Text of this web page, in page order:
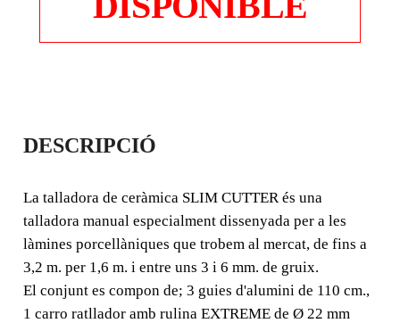
TALLADORA
MANUAL SLIM
CUTTER
SISTEMA DE TALL MANUAL
AMB GUIES
CONNECTABLES.
DESCRIPCIÓ
La talladora de ceràmica SLIM CUTTER és una
talladora manual especialment dissenyada per a les
làmines porcellàniques que trobem al mercat, de fins a
3,2 m. per 1,6 m. i entre uns 3 i 6 mm. de gruix.
El conjunt es compon de; 3 guies d'alumini de 110 cm.,
1 carro ratllador amb rulina EXTREME de Ø 22 mm